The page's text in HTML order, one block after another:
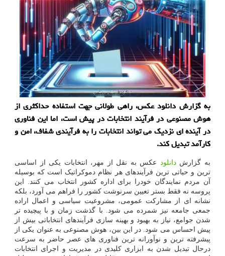
به گزارش دانلود عکس، راهی طولانی جهت استفاده حداکثری از
هوش مصنوعی در فرآیند انتخابات در پیش است، اما این فناوری
در آینده ای نزدیک می تواند انتخابات را به فرآیندی شفاف، امن و
کارآمد تبدیل کند.
به گزارشدانلود عکس به نقل از مهر، انتخابات یکی از اساسی
ترین و حیاتی ترین فرآیندهای هر نظام دموکراتیک است که بوسیله
آن مردم نمایندگان خودرا برای اداره کشور انتخاب می کنند. این
پروسه نه فقط بستر تعیین سرنوشت کشور را فراهم می آورد، بلکه
نشانه ای از مشارکت عمومی، مشروعیت سیاسی و اعمال اراده
جمعی جامعه نیز شمرده می شود. با گذشت زمان و با پیچیده تر
شدن جوامع، نیاز به بهبود و بهینه سازی فرآیندهای انتخاباتی بیش از
پیش احساس می شود. در این بین، هوش مصنوعی به عنوان یکی از
پیشرفته ترین و نوآورانه ترین فناوری های عصر حاضر به سرعت
درحال تبدیل شدن به ابزاری کلیدی در مدیریت و اجرای انتخابات